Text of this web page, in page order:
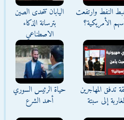
النفط وارتفعت
الأمريكية؟
اليابان تتحدى الصين
بترسانة الذكاء
الاصطناعي
تدفق المهاجرين
إلى سبتة
حياة الرئيس السوري
أحمد الشرع